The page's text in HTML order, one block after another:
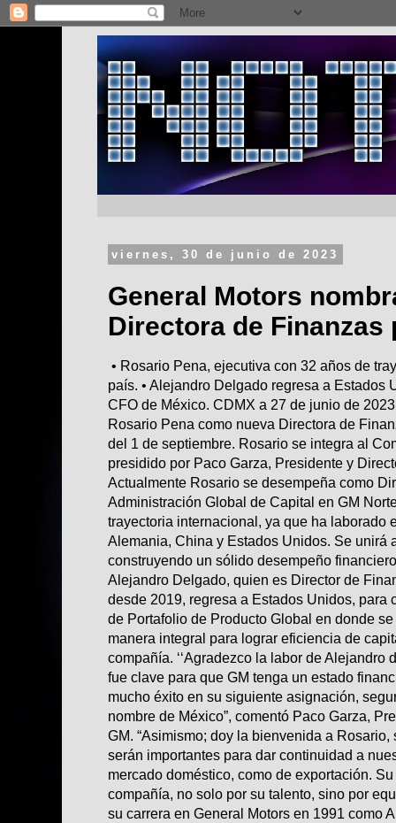
viernes, 30 de junio de 2023
General Motors
Directora de Finanzas
• Rosario Pena, ejecutiva con 32 años de
país. • Alejandro Delgado regresa a Estados
CFO de México. CDMX a 27 de junio de
Rosario Pena como nueva Directora de
del 1 de septiembre. Rosario se integra al
presidido por Paco Garza, Presidente y
Actualmente Rosario se desempeña como
Administración Global de Capital en GM
trayectoria internacional, ya que ha laborado
Alemania, China y Estados Unidos. Se unirá
construyendo un sólido desempeño
Alejandro Delgado, quien es Director de
desde 2019, regresa a Estados Unidos, para
de Portafolio de Producto Global en donde
manera integral para lograr eficiencia de
compañía. ‘‘Agradezco la labor de Alejandro
fue clave para que GM tenga un estado
mucho éxito en su siguiente asignación,
nombre de México”, comentó Paco Garza,
GM. “Asimismo; doy la bienvenida a
serán importantes para dar continuidad a
mercado doméstico, como de exportación.
compañía, no solo por su talento, sino por
su carrera en General Motors en 1991 como